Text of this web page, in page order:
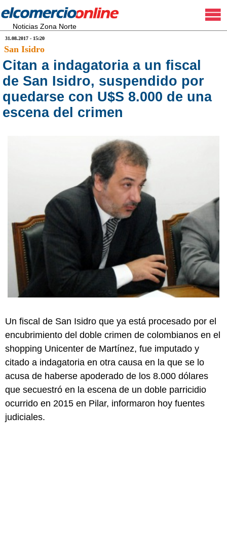
Noticias Zona Norte
31.08.2017 - 15:20
San Isidro
Citan a indagatoria a un fiscal
de San Isidro, suspendido por
quedarse con U$S 8.000 de una
escena del crimen
Un fiscal de San Isidro que ya está procesado por el
encubrimiento del doble crimen de colombianos en el
shopping Unicenter de Martínez, fue imputado y
citado a indagatoria en otra causa en la que se lo
acusa de haberse apoderado de los 8.000 dólares
que secuestró en la escena de un doble parricidio
ocurrido en 2015 en Pilar, informaron hoy fuentes
judiciales.